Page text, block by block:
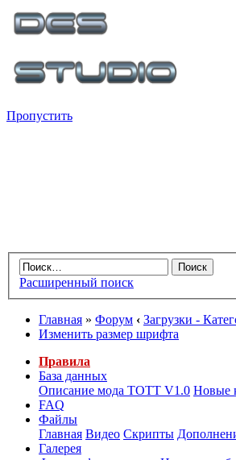
Пропустить
Расширенный поиск
Главная » Форум ‹ Загрузки -
Изменить размер шрифта
Правила
База данных
Описание мода ТОТТ V1.0 Новые
FAQ
Файлы
Главная Видео Скрипты
Галерея